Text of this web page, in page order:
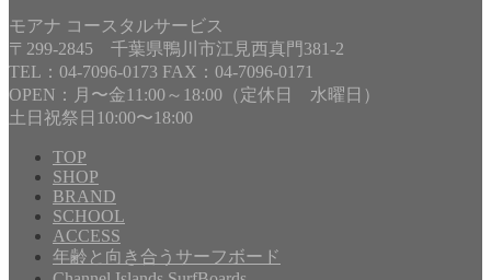
モアナ コースタルサービス
〒299-2845 千葉県鴨川市江見西真門381-2
TEL：04-7096-0173 FAX：04-7096-0171
OPEN：月〜金11:00～18:00（定休日 水曜日）
土日祝祭日10:00〜18:00
TOP
SHOP
BRAND
SCHOOL
ACCESS
年齢と向き合うサーフボード
Copyright©MOANA COASTAL SERVICE
Reserved.